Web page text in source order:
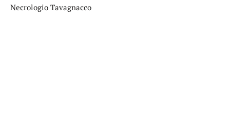
Necrologio Tavagnacco